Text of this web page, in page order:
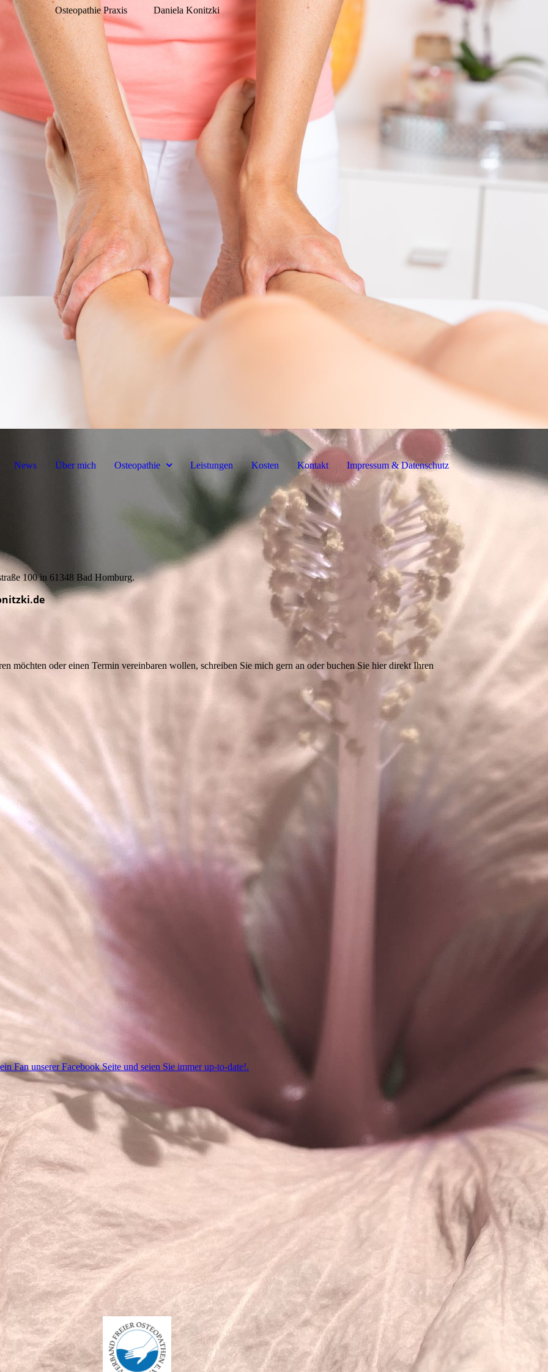
Osteopathie Praxis Daniela Konitzki
News Über mich Osteopathie Leistungen Kosten Kontakt Impressum & Datenschutz
100 in 61348 Bad Homburg.
möchten oder einen Termin vereinbaren wollen, schreiben Sie mich gern an oder buchen Sie hier direkt Ihren
Fan unserer Facebook Seite und seien Sie immer up-to-date!.